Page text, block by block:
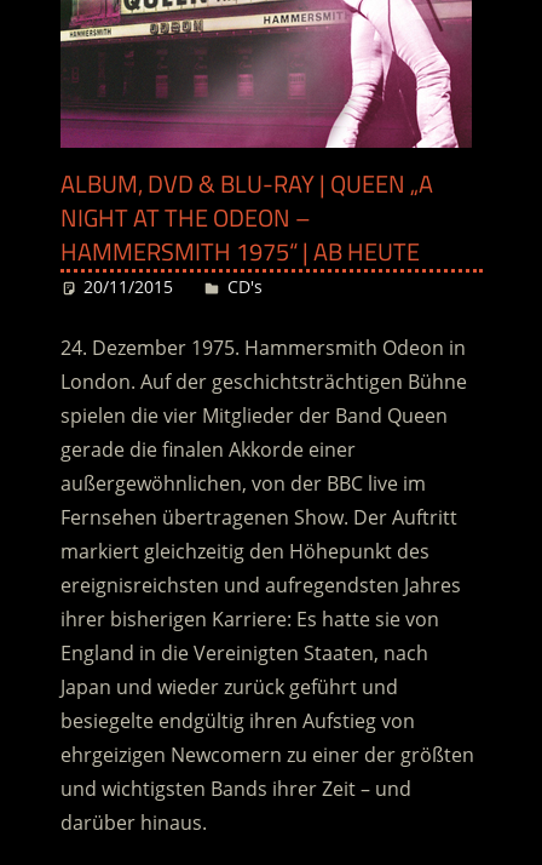
ALBUM, DVD & BLU-RAY | QUEEN „A
NIGHT AT THE ODEON –
HAMMERSMITH 1975“ | AB HEUTE
20/11/2015 Desiree
CD's
24. Dezember 1975. Hammersmith Odeon in
London. Auf der geschichtsträchtigen Bühne
spielen die vier Mitglieder der Band Queen
gerade die finalen Akkorde einer
außergewöhnlichen, von der BBC live im
Fernsehen übertragenen Show. Der Auftritt
markiert gleichzeitig den Höhepunkt des
ereignisreichsten und aufregendsten Jahres
ihrer bisherigen Karriere: Es hatte sie von
England in die Vereinigten Staaten, nach
Japan und wieder zurück geführt und
besiegelte endgültig ihren Aufstieg von
ehrgeizigen Newcomern zu einer der größten
und wichtigsten Bands ihrer Zeit – und
darüber hinaus.